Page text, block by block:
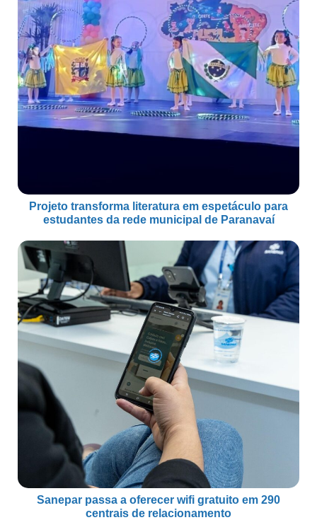
Projeto transforma literatura em espetáculo para
estudantes da rede municipal de Paranavaí
Sanepar passa a oferecer wifi gratuito em 290
centrais de relacionamento